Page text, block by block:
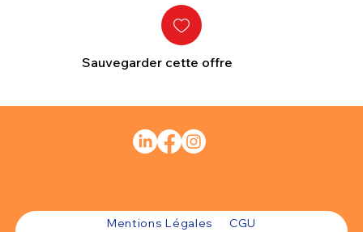
Sauvegarder cette offre
Mentions Légales
CGU